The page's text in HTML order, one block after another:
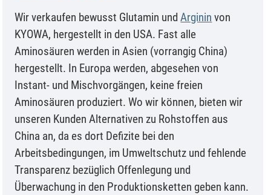
Wir verkaufen bewusst Glutamin undArginin von
KYOWA, hergestellt in den USA. Fast alle
Aminosäuren werden in Asien (vorrangig China)
hergestellt. In Europa werden, abgesehen von
Instant- und Mischvorgängen, keine freien
Aminosäuren produziert. Wo wir können, bieten wir
unseren Kunden Alternativen zu Rohstoffen aus
China an, da es dort Defizite bei den
Arbeitsbedingungen, im Umweltschutz und fehlende
Transparenz bezüglich Offenlegung und
Überwachung in den Produktionsketten geben kann.